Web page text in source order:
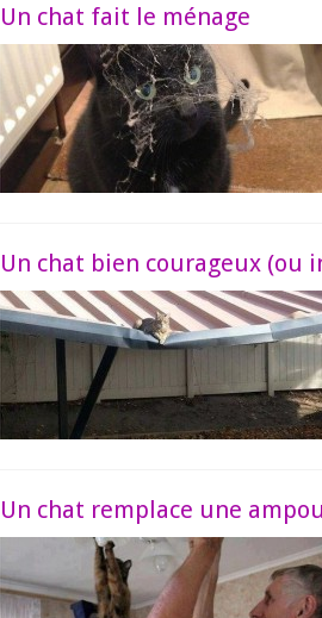
Un chat fait le ménage
Un chat bien courageux (ou
Un chat remplace une